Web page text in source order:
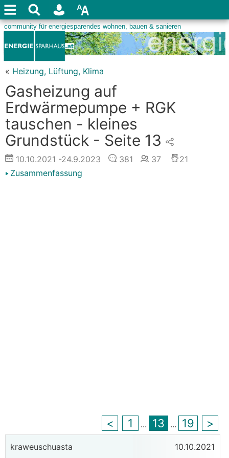
« Heizung, Lüftung, Klima
Gasheizung auf
Erdwärmepumpe + RGK
tauschen - kleines
Grundstück - Seite 13
10.10.2021 -24.9.2023 381 37
21
Zusammenfassung
< 1 ... 13 ... 19 >
kraweuschuasta 10.10.2021